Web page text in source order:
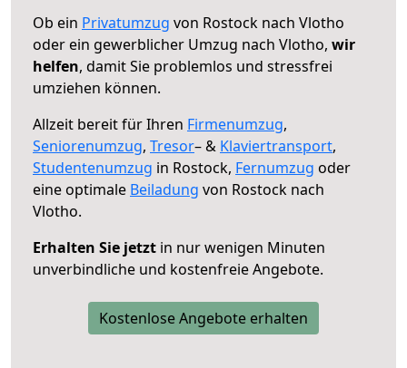
Ob ein Privatumzug von Rostock nach Vlotho
oder ein gewerblicher Umzug nach Vlotho, wir
helfen, damit Sie problemlos und stressfrei
umziehen können.
Allzeit bereit für Ihren Firmenumzug,
Seniorenumzug, Tresor– & Klaviertransport,
Studentenumzug in Rostock, Fernumzug oder
eine optimale Beiladung von Rostock nach
Vlotho.
Erhalten Sie jetzt in nur wenigen Minuten
unverbindliche und kostenfreie Angebote.
Kostenlose Angebote erhalten